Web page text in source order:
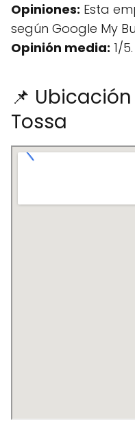
Opiniones: Esta
según Google My
Opinión media: 1/5.
📌
Tossa